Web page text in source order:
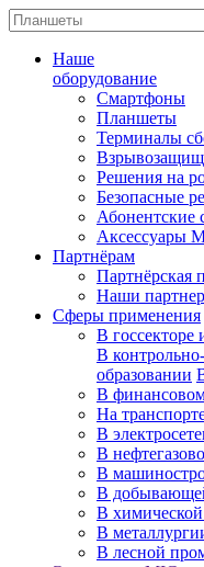
Наше
оборудование
Смартфоны
Планшеты
Терминалы
Решения на
Безопасные
Абонентские
Аксессуары
Партнёрам
Партнёрская
Наши
Сферы применения
В госсекторе
В
образовании
В
На
В
В
В
В
В
В
В лесной